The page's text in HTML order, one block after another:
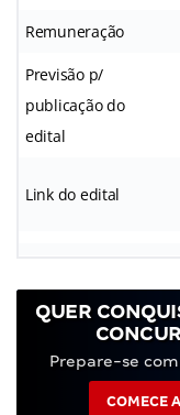
Remuneração
Previsão p/
publicação do
edital
Link do edital
QUER
Prepare-se
COMECE